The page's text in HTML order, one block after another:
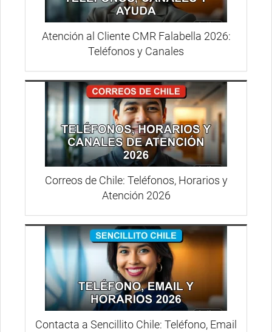
Atención al Cliente CMR Falabella 2026:
Teléfonos y Canales
Correos de Chile: Teléfonos, Horarios y
Atención 2026
Contacta a Sencillito Chile: Teléfono, Email